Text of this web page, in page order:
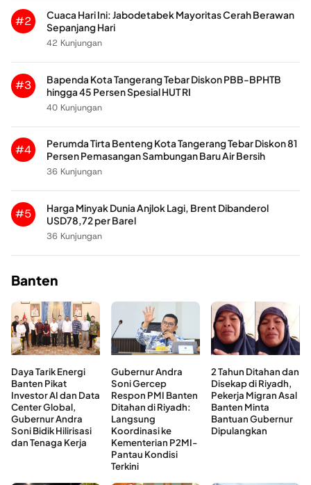
#2
Cuaca Hari Ini: Jabodetabek Mayoritas Cerah Berawan
Sepanjang Hari
42 Kunjungan
#3
Bapenda Kota Tangerang Tebar Diskon PBB-BPHTB
hingga 45 Persen Spesial HUT RI
40 Kunjungan
#4
Perumda Tirta Benteng Kota Tangerang Tebar Diskon 81
Persen Pemasangan Sambungan Baru Air Bersih
36 Kunjungan
#5
Harga Minyak Dunia Anjlok Lagi, Brent Dibanderol
USD78,72 per Barel
36 Kunjungan
Banten
Daya Tarik Energi
Banten Pikat
Investor AI dan Data
Center Global,
Gubernur Andra
Soni Bidik Hilirisasi
dan Tenaga Kerja
Gubernur Andra
Soni Gercep
Respon PMI Banten
Ditahan di Riyadh:
Langsung
Koordinasi ke
Kementerian P2MI-
Pantau Kondisi
Terkini
2 Tahun Ditahan dan
Disekap di Riyadh,
Pekerja Migran Asal
Banten Minta
Bantuan Gubernur
Dipulangkan